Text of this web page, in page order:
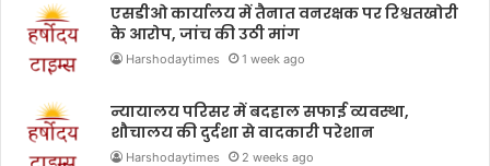
एसडीओ कार्यालय में तैनात वनरक्षक पर रिश्वतखोरी
के आरोप, जांच की उठी मांग
Harshodaytimes 1 week ago
न्यायालय परिसर में बदहाल सफाई व्यवस्था,
शौचालय की दुर्दशा से वादकारी परेशान
Harshodaytimes 2 weeks ago